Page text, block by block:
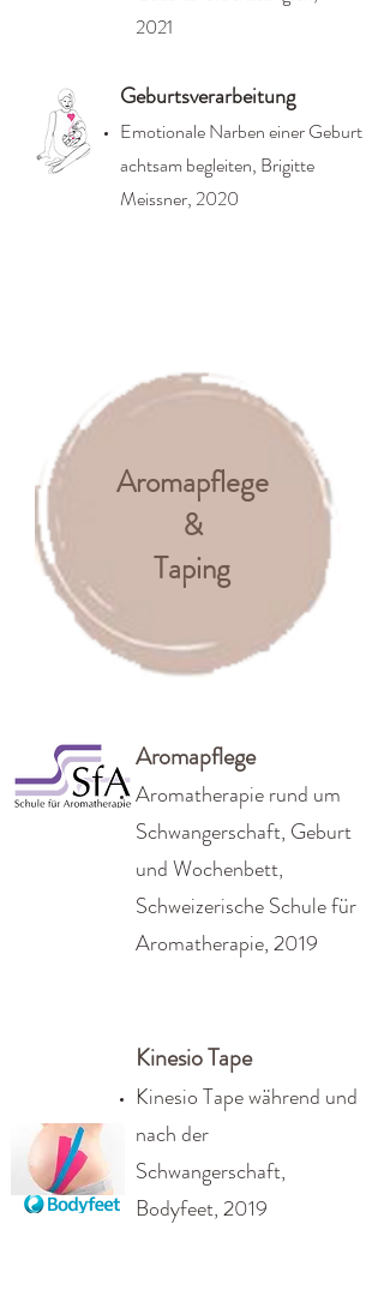
2021
Geburtsverarbeitung
Emotionale Narben einer Geburt
achtsam begleiten, Brigitte
Meissner, 2020
Aromapflege
&
Taping
Aromapflege
Aromatherapie rund um
Schwangerschaft, Geburt
und Wochenbett,
Schweizerische Schule für
Aromatherapie, 2019
Kinesio Tape
Kinesio Tapewährend und
nach der
Schwangerschaft,
Bodyfeet, 2019